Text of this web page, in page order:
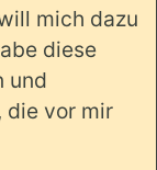
mich dazu
diese
und
die vor mir